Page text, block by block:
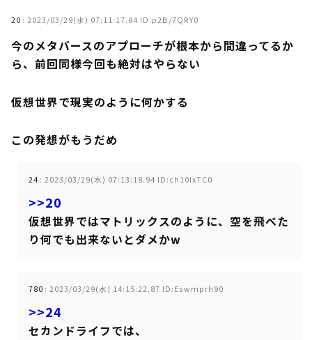
20 : 2023/03/29(水) 07:11:17.94 ID:p2B/7QRY0
今のメタバースのアプローチが根本から間違ってるか
ら、前回同様今回も絶対はやらない
仮想世界で現実のように何かする
この発想がもうだめ
24 : 2023/03/29(水) 07:13:18.94 ID:ch10IxTC0
>>20
仮想世界ではマトリックスのように、空を飛べた
り何でも出来ないとダメかw
780 : 2023/03/29(水) 14:15:22.87 ID:Eswmprh90
>>24
セカンドライフでは、